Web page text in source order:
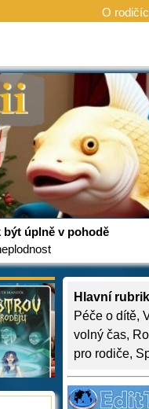
O
být úplně v pohodě
Hlavní
Péče o dítě,
volný čas,
pro rodiče,